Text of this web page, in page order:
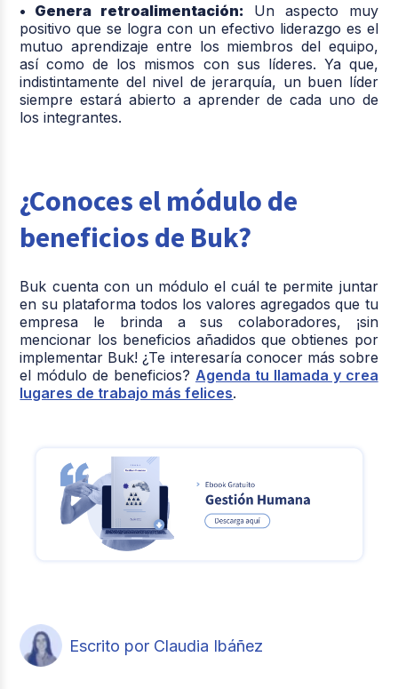
• Genera retroalimentación: Un aspecto muy
positivo que se logra con un efectivo liderazgo es el
mutuo aprendizaje entre los miembros del equipo,
así como de los mismos con sus líderes. Ya que,
indistintamente del nivel de jerarquía, un buen líder
siempre estará abierto a aprender de cada uno de
los integrantes.
¿Conoces el módulo de
beneficios de Buk?
Buk cuenta con un módulo el cuál te permite juntar
en su plataforma todos los valores agregados que tu
empresa le brinda a sus colaboradores, ¡sin
mencionar los beneficios añadidos que obtienes por
implementar Buk! ¿Te interesaría conocer más sobre
el módulo de beneficios? Agenda tu llamada y crea
lugares de trabajo más felices.
Escrito por Claudia Ibáñez